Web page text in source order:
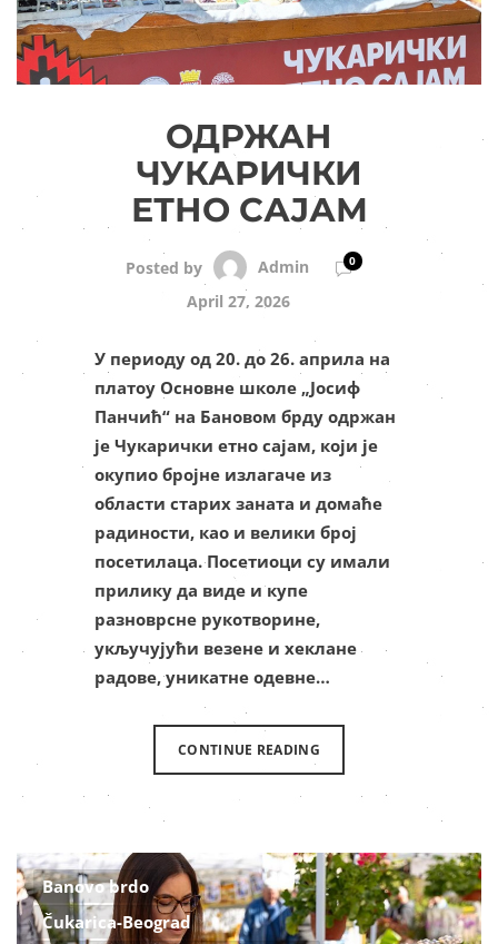
ОДРЖАН
ЧУКАРИЧКИ
ЕТНО САЈАМ
Posted by Admin 0
April 27, 2026
У периоду од 20. до 26. априла на
платоу Основне школе „Јосиф
Панчић“ на Бановом брду одржан
је Чукарички етно сајам, који је
окупио бројне излагаче из
области старих заната и домаће
радиности, као и велики број
посетилаца. Посетиоци су имали
прилику да виде и купе
разноврсне рукотворине,
укључујући везене и хеклане
радове, уникатне одевне…
CONTINUE READING
Banovo brdo
Čukarica-Beograd